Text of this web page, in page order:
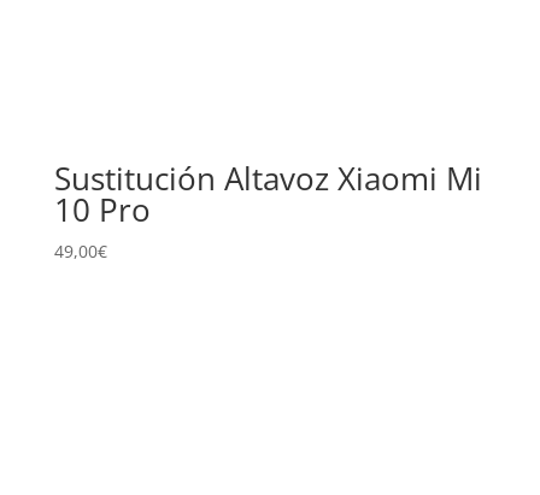
Sustitución Altavoz Xiaomi Mi
10 Pro
49,00€